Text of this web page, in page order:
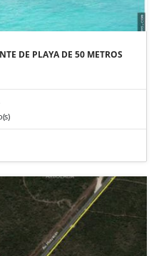
DE PLAYA DE 50 METROS